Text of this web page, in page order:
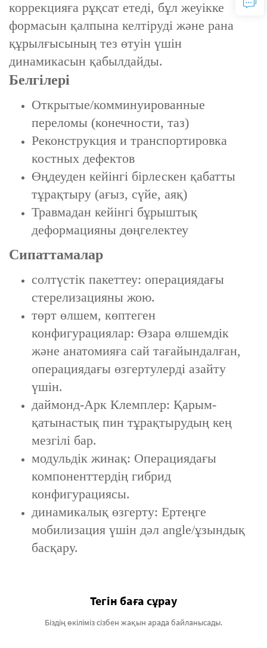
коррекцияға рұқсат етеді, бұл жеуікке
формасын қалпына келтіруді және рана
құрылғысының тез өтуін үшін
динамикасын қабылдайды.
Белгілері
Открытые/комминуированные
переломы (конечности, таз)
Реконструкция и транспортировка
костных дефектов
Өңдеуден кейінгі бірлескен қабатты
тұрақтыру (ағыз, сүйе, аяқ)
Травмадан кейінгі бұрыштық
деформацияны дөңгелектеу
Сипаттамалар
солтүстік пакеттеу: операциядағы
стерелизацияны жою.
төрт өлшем, көптеген
конфигурациялар: Өзара өлшемдік
және анатомияға сай тағайындалған,
операциядағы өзгертулерді азайту
үшін.
даймонд-Арк Клемплер: Қарым-
қатынастық пин тұрақтырудың кең
мезгілі бар.
модульдік жинақ: Операциядағы
компоненттердің гибрид
конфигурациясы.
динамикалық өзгерту: Ертеңге
мобилизация үшін дәл angle/ұзындық
басқару.
Тегін баға сұрау
Біздің өкіліміз сізбен жақын арада байланысады.